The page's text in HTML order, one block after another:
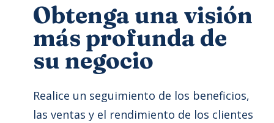
Obtenga una visión
más profunda de
su negocio
Realice un seguimiento de los beneficios,
las ventas y el rendimiento de los clientes